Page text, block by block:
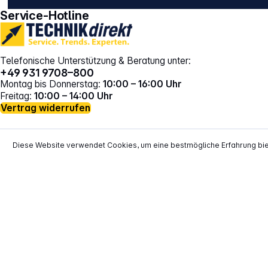
Service-Hotline
Telefonische Unterstützung & Beratung unter:
+49 931 9708–800
Montag bis Donnerstag: 10:00 – 16:00 Uhr
Freitag: 10:00 – 14:00 Uhr
Vertrag widerrufen
Diese Website verwendet Cookies, um eine bestmögliche Erfahrung